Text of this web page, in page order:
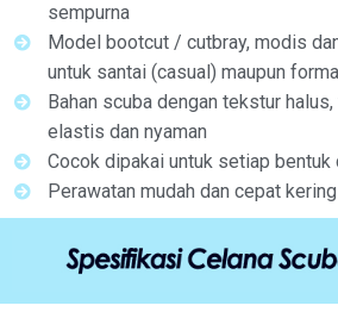
sempurna
Model bootcut / cutbray, modis
untuk santai (casual) maupun
Bahan scuba dengan tekstur
elastis dan nyaman
Cocok dipakai untuk setiap bentuk
Perawatan mudah dan cepat kering